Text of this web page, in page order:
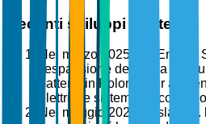
Recenti sviluppi strategici
Nel marzo 2025, LG Energy
l'espansione della sua
batterie in Polonia per
elettrici e sistemi di
Nel maggio 2025, Tesla,